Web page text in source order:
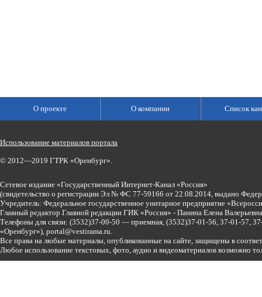
О проекте О компании Список
Использование материалов портала
© 2012—2019 ГТРК «Оренбург».
Сетевое издание «Государственный Интернет-Канал «Россия»
(свидетельство о регистрации Эл № ФС 77-59166 от 22.08.2014, выдано
Учредитель: Федеральное государственное унитарное предприятие
Главный редактор Главной редакции ГИК «Россия» - Панина Елена
Телефоны для связи: (3532)37-00-50 — приемная, (3532)37-01-56, 37-01-57,
«Оренбург»), portal@vestirama.ru.
Все права на любые материалы, опубликованные на сайте, защищены в
Любое использование текстовых, фото, аудио и видеоматериалов возможно